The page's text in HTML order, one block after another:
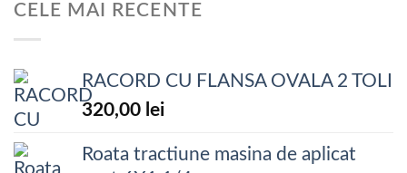
CELE MAI RECENTE
RACORD CU FLANSA OVALA 2 TOLI
320,00 lei
Roata tractiune masina de aplicat